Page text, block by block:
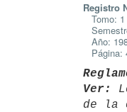
Registro
Tomo: 1
Año:
Página:
Ver:
de la